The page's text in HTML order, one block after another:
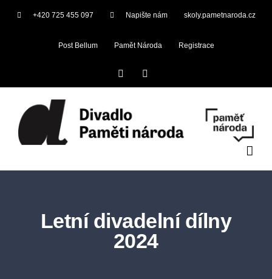
+420 725 455 097 Napište nám skoly.pametnaroda.cz
Post Bellum Pamět Národa Registrace
Facebook
Letní divadelní dílny
2024